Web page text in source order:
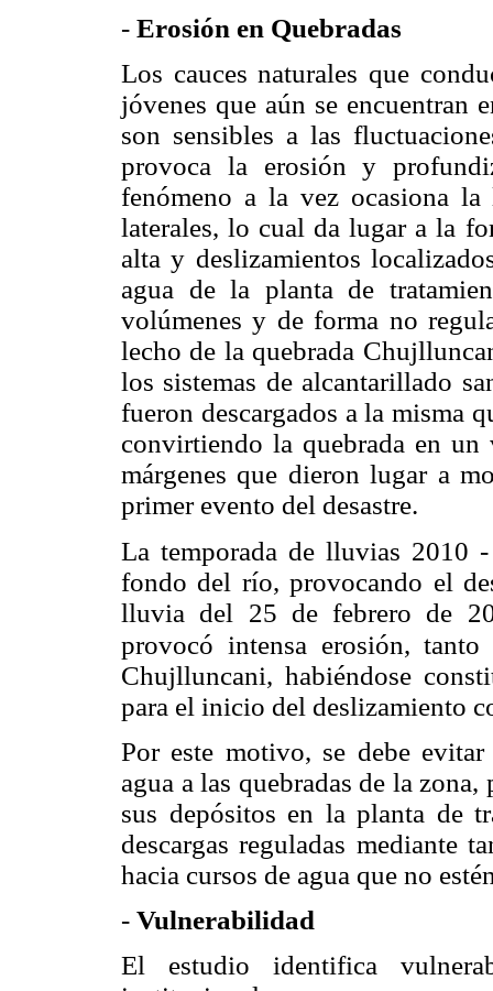
- Erosión en Quebradas
Los cauces naturales que
jóvenes que aún se encuentran
son sensibles a las
provoca la erosión y
fenómeno a la vez ocasiona la
laterales, lo cual da lugar a la
alta y deslizamientos
agua de la planta de
volúmenes y de forma no
lecho de la quebrada
los sistemas de alcantarillado
fueron descargados a la misma
convirtiendo la quebrada en
márgenes que dieron lugar a
primer evento del desastre.
La temporada de lluvias 2010
fondo del río, provocando el
lluvia del 25 de febrero de
provocó intensa erosión,
Chujlluncani, habiéndose
para el inicio del deslizamiento
Por este motivo, se debe
agua a las quebradas de la
sus depósitos en la planta de
descargas reguladas mediante
hacia cursos de agua que no
- Vulnerabilidad
El estudio identifica